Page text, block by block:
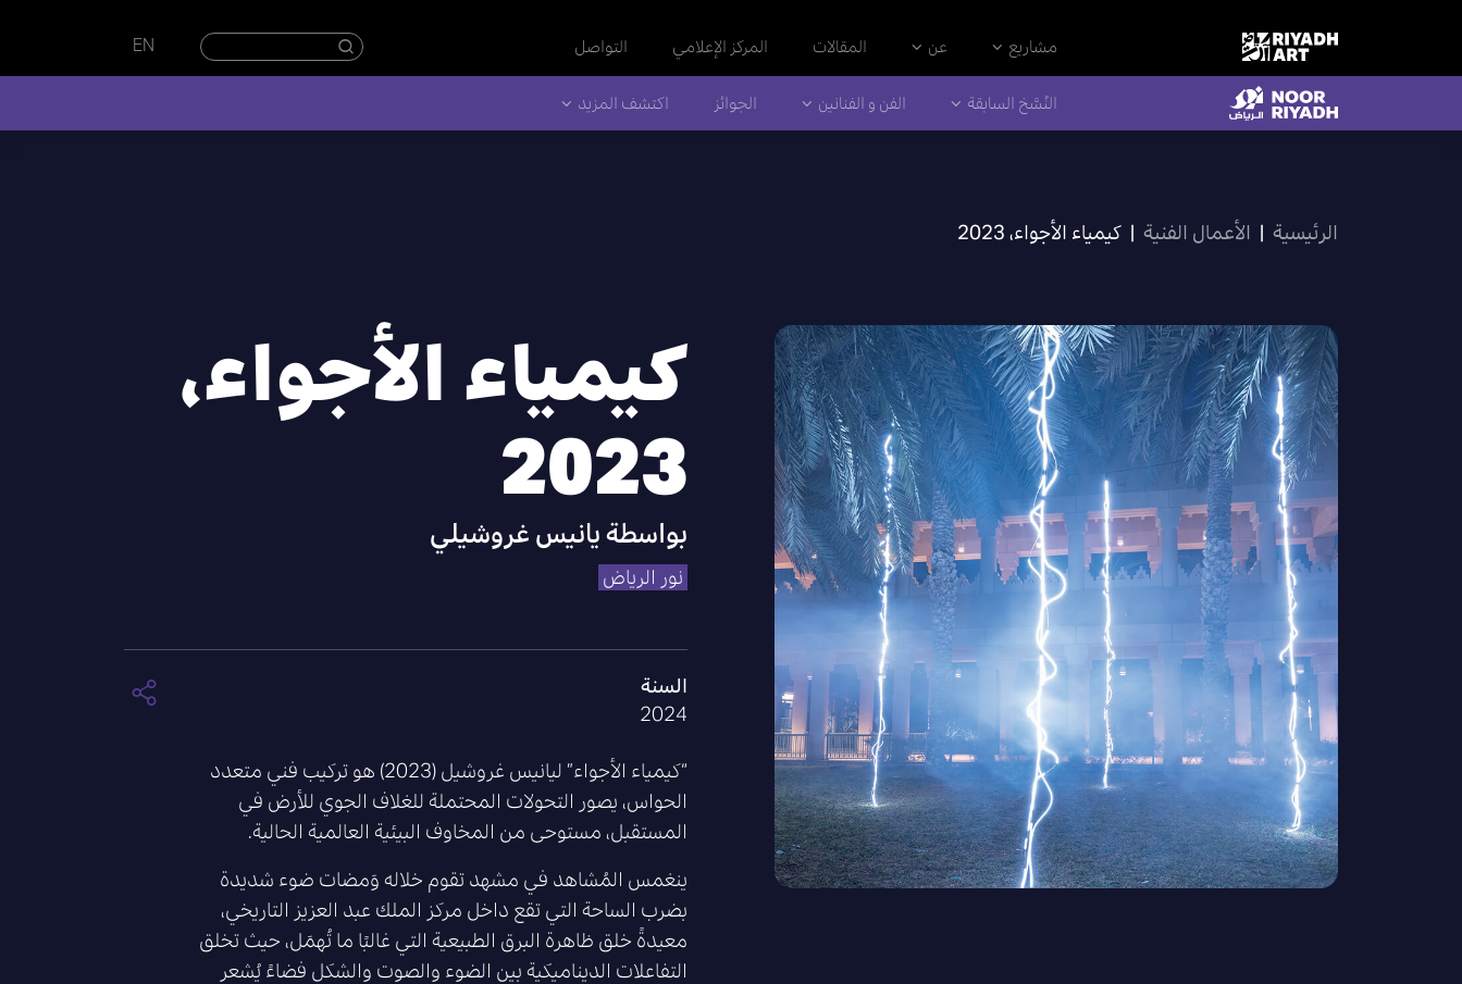
مشاريع عن المقالات المركز الإعلامي التواصل EN
النُسَّخ السابقة الفن و الفنانين الجوائز اكتشف المزيد
الرئيسية | الأعمال الفنية | كيمياء الأجواء، 2023
كيمياء الأجواء،
2023
بواسطةيانيس غروشيلي
نور الرياض
السنة
2024
“كيمياء الأجواء” ليانيس غروشيل (2023) هو تركيب فني متعدد
الحواس، يصور التحولات المحتملة للغلاف الجوي للأرض في
المستقبل، مستوحى من المخاوف البيئية العالمية الحالية.
ينغمس المُشاهد في مشهد تقوم خلاله وَمضات ضوء شديدة
بضرب الساحة التي تقع داخل مركز الملك عبد العزيز التاريخي،
معيدةً خلق ظاهرة البرق الطبيعية التي غالبًا ما تُهمَل، حيث تخلق
التفاعلات الديناميكية بين الضوء والصوت والشكل فضاءً يُشعر